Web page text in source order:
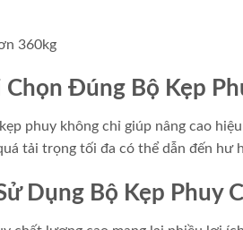
Chọn Đúng Bộ Kẹp
phuy không chỉ giúp nâng cao
tải trọng tối đa có thể dẫn đến hư
Dụng Bộ Kẹp Phuy